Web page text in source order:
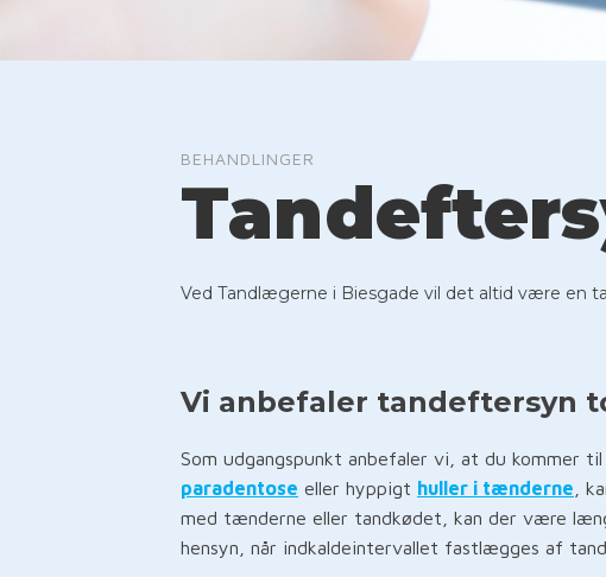
BEHANDLINGER
Ved Tandlægerne i Biesgade vil det altid være en
Vi anbefaler tandeftersyn
Som udgangspunkt anbefaler vi, at du kommer
paradentose eller hyppigt huller i tænderne ,
med tænderne eller tandkødet, kan der være
hensyn, når indkaldeintervallet fastlægges af